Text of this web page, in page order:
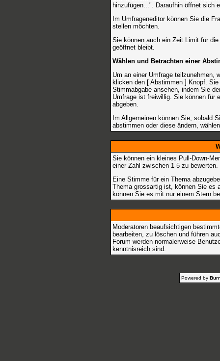
hinzufügen...". Daraufhin öffnet sich
Im Umfrageneditor können Sie die
stellen möchten.
Sie können auch ein Zeit Limit für
geöffnet bleibt.
Wählen und Betrachten einer
Um an einer Umfrage teilzunehmen,
klicken den [ Abstimmen ] Knopf.
Stimmabgabe ansehen, indem Sie
Umfrage ist freiwillig. Sie können für
abgeben.
Im Allgemeinen können Sie, sobald
abstimmen oder diese ändern,
Sie können ein kleines Pull-Down-
einer Zahl zwischen 1-5 zu bewerten.
Eine Stimme für ein Thema
Thema grossartig ist, können Sie es
können Sie es mit nur einem Stern
Moderatoren beaufsichtigen
bearbeiten, zu löschen und führen
Forum werden normalerweise
kenntnisreich sind.
Powered by